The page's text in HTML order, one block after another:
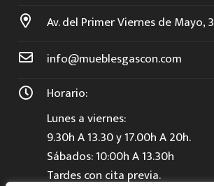
Av. del Primer Viernes de Mayo, 3
info@mueblesgascon.com
Horario:
Lunes a viernes:
9.30h A 13.30 y 17.00h A 20h.
Sábados: 10:00h A 13.30h
Tardes con cita previa.